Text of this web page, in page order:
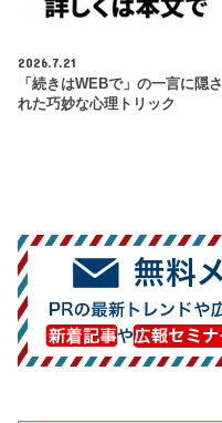
2026.7.21
「続きはWEBで」の一言に隠さ
れた巧妙な心理トリック